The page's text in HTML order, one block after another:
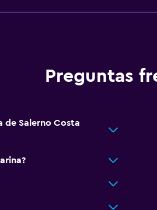
Preguntas
de Salerno Costa